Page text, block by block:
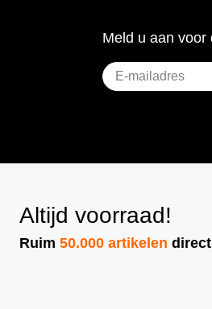
Meld u aan voor
E-
mailadres
Altijd voorraad!
Ruim50.000 artikelen